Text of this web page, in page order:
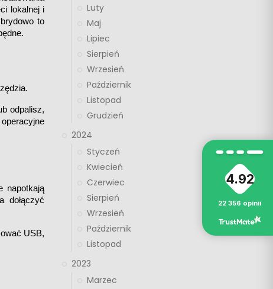
4.92
22 356 opinii
lokalnej i
to
odpalisz,
napotkają
dołączyć
USB,
Luty
Maj
Lipiec
Sierpień
Wrzesień
Październik
Listopad
Grudzień
2024
Styczeń
Kwiecień
Czerwiec
Sierpień
Wrzesień
Październik
Listopad
2023
Marzec